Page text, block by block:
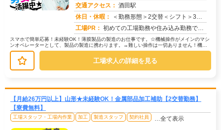
交通アクセス： 酒田駅
休日・休暇：
＜勤務形態＞2交替＜シフト＞3勤3休
工場PR： 初めての工場勤務や住み込み勤務でも安心！☆家具付き寮が初期費用0円で利用可能！ すぐに生活を始められます。☆専属...
スマホで簡単応募！未経験OK！薄膜製品の製造のお仕事です。☆機械操作がメインのマシ
ンオペレーターとして、製品の製造に携わります。→難しい操作は一切ありません！機械
がほとんどの作業をしてくれます。...
工場求人の詳細を見る
【月給26万円以上】山形★未経験OK！金属部品加工補助【2交替勤務】
【寮費無料】
工場スタッフ・工場内作業 加工 製造スタッフ 契約社員 …全て表示